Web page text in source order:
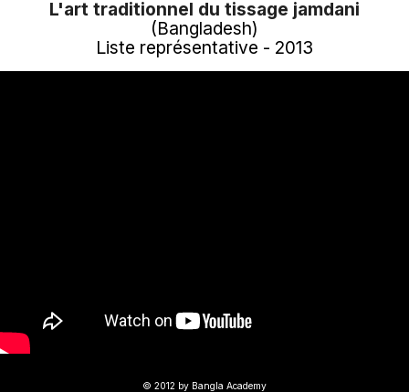
L'art traditionnel du tissage jamdani
(Bangladesh)
Liste représentative - 2013
© 2012 by Bangla Academy